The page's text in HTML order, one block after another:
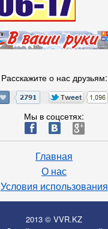
Расскажите о нас друзьям:
Мы в соцсетях:
ä æ è
Главная
О нас
Условия использования
2013 © VVR.KZ